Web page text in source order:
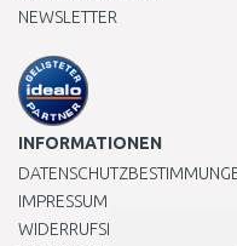
NEWSLETTER
INFORMATIONEN
IMPRESSUM
WIDERRUFSRECHT